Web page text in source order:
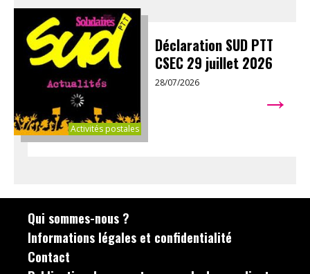
Activités postales
Déclaration SUD PTT
CSEC 29 juillet 2026
28/07/2026 →
Qui sommes-nous ?
Informations légales et confidentialité
Contact